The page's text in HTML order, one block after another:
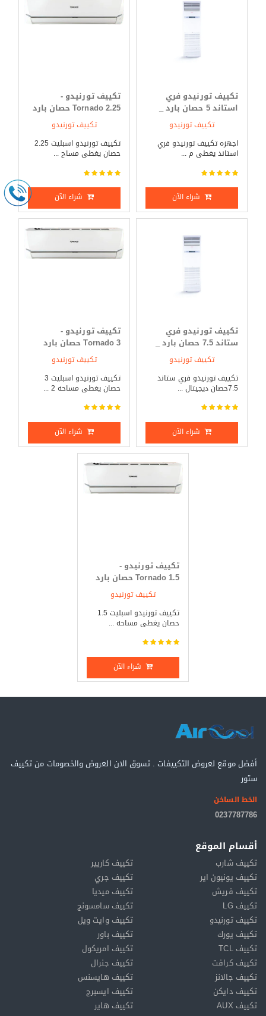
تكييف تورنيدو فري
استاند 5 حصان بارد _
تكييف تورنيدو
اجهزه تكييف تورنيدو فري
استاند يغطى م ...
شراء الآن
تكييف تورنيدو -
Tornado 2.25 حصان بارد
تكييف تورنيدو
تكييف تورنيدو اسبليت 2.25
حصان يغطى مساح ...
شراء الآن
تكييف تورنيدو فري
ستاند 7.5 حصان بارد _
تكييف تورنيدو
تكييف تورنيدو فري ستاند
7.5حصان ديجيتال ...
شراء الآن
تكييف تورنيدو -
Tornado 3 حصان بارد
تكييف تورنيدو
تكييف تورنيدو اسبليت 3
حصان يغطى مساحه 2 ...
شراء الآن
تكييف تورنيدو -
Tornado 1.5 حصان بارد
تكييف تورنيدو
تكييف تورنيدو اسبليت 1.5
حصان يغطى مساحه ...
شراء الآن
أفضل موقع لعروض التكييفات . تسوق الان العروض والخصومات من تكييف
ستور
الخط الساخن
0237787786
أقسام الموقع
تكييف شارب
تكييف كاريير
تكييف يونيون اير
تكييف جري
تكييف فريش
تكييف ميديا
تكييف LG
تكييف سامسونج
تكييف تورنيدو
تكييف وايت ويل
تكييف يورك
تكييف باور
تكييف TCL
تكييف امريكول
تكييف كرافت
تكييف جنرال
تكييف جالانز
تكييف هايسنس
تكييف دايكن
تكييف ايسبرج
تكييف AUX
تكييف هاير